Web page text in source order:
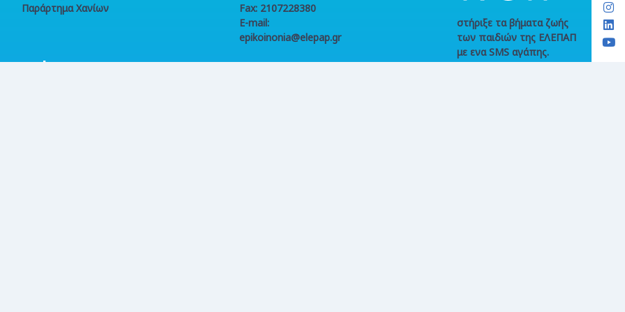
Παράρτημα Χανίων
Fax: 2107228380
E-mail:
epikoinonia@elepap.gr
στήριξε τα βήματα ζωής
των παιδιών της ΕΛΕΠΑΠ
με ενα SMS αγάπης.
Χρέωση από σταθερό €2,60 ανά